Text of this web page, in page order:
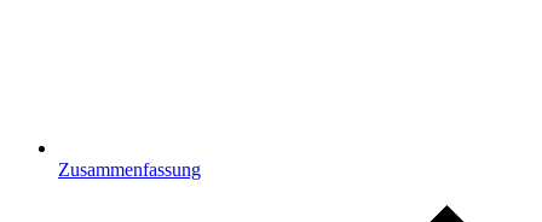
Zusammenfassung